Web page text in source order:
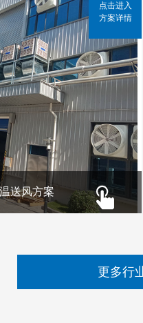
送风方案
点击进入
方案详情
更多行